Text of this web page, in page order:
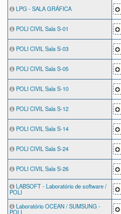
LPG - SALA GRÁFICA
POLI CIVIL Sala S-01
POLI CIVIL Sala S-03
POLI CIVIL Sala S-05
POLI CIVIL Sala S-10
POLI CIVIL Sala S-12
POLI CIVIL Sala S-14
POLI CIVIL Sala S-24
POLI CIVIL Sala S-26
LABSOFT - Laboratório de software /
POLI
Laboratório OCEAN / SUMSUNG -
POLI